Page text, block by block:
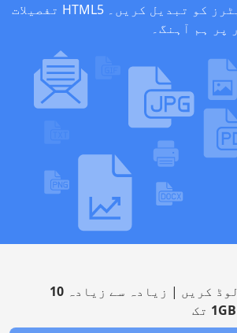
معیار کے پیرامیٹرز کو تبدیل کریں۔ HTML5 تفصیلات
پر ہم آہنگ۔
کریں | زیادہ سے زیادہ 10
1GB تک